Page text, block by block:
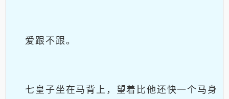
爱跟不跟。
七皇子坐在马背上，望着比他还快一个马身